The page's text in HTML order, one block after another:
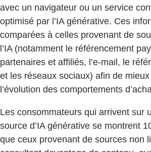
avec un navigateur ou un service
optimisé par l’IA générative. Ces
comparées à celles provenant de
l’IA (notamment le référencement
partenaires et affiliés, l’e-mail, le
et les réseaux sociaux) afin de
l’évolution des comportements
Les consommateurs qui arrivent sur
source d’IA générative se montrent
que ceux provenant de sources non